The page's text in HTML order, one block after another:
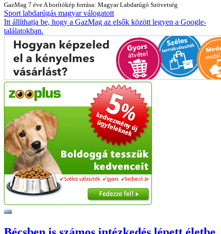
GazMag 7 éve A borítókép forrása: Magyar Labdarúgó Szövetség
Sport labdarúgás magyar válogatott
Itt állíthatja be, hogy a GazMag az elsők között legyen a Google-
találatokban.